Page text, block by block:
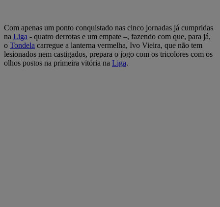
Com apenas um ponto conquistado nas cinco jornadas já cumpridas
na Liga - quatro derrotas e um empate –, fazendo com que, para já,
o Tondela carregue a lanterna vermelha, Ivo Vieira, que não tem
lesionados nem castigados, prepara o jogo com os tricolores com os
olhos postos na primeira vitória na Liga.